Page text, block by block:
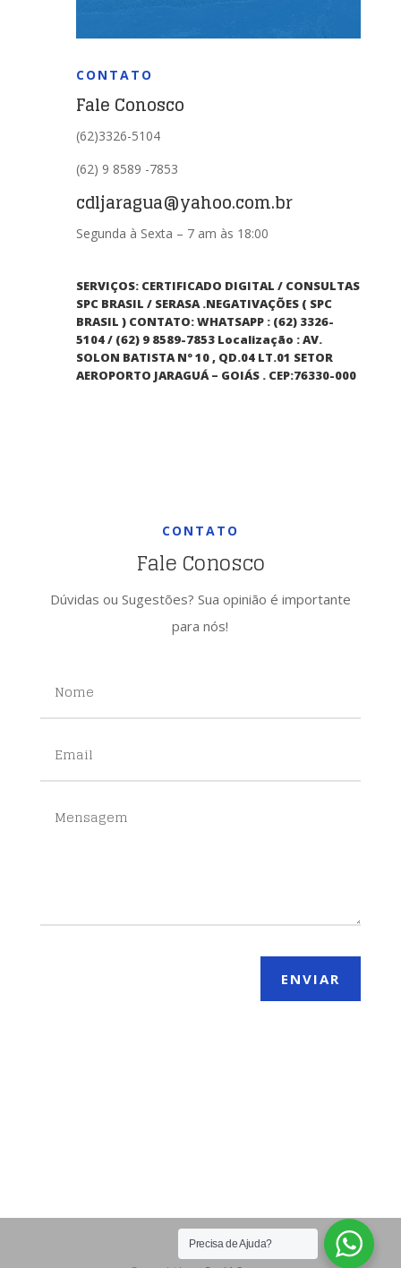
CONTATO
Fale Conosco
(62)3326-5104
(62) 9 8589 -7853
cdljaragua@yahoo.com.br
Segunda à Sexta – 7 am às 18:00
SERVIÇOS: CERTIFICADO DIGITAL / CONSULTAS
SPC BRASIL / SERASA .NEGATIVAÇÕES ( SPC
BRASIL ) CONTATO: WHATSAPP : (62) 3326-
5104 / (62) 9 8589-7853 Localização : AV.
SOLON BATISTA Nº 10 , QD.04 LT.01 SETOR
AEROPORTO JARAGUÁ – GOIÁS . CEP:76330-000
CONTATO
Fale Conosco
Dúvidas ou Sugestões? Sua opinião é importante
para nós!
ENVIAR
Precisa de Ajuda?